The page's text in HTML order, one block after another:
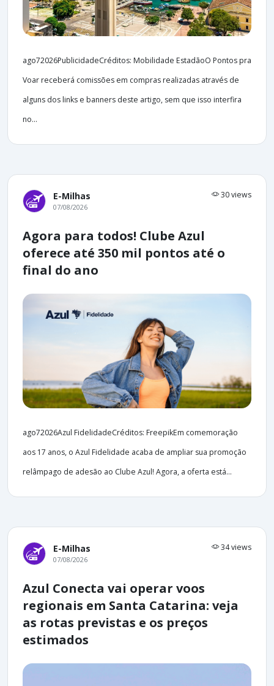
ago72026PublicidadeCréditos: Mobilidade EstadãoO Pontos pra
Voar receberá comissões em compras realizadas através de
alguns dos links e banners deste artigo, sem que isso interfira
no...
E-Milhas 30 views
07/08/2026
Agora para todos! Clube Azul
oferece até 350 mil pontos até o
final do ano
ago72026Azul FidelidadeCréditos: FreepikEm comemoração
aos 17 anos, o Azul Fidelidade acaba de ampliar sua promoção
relâmpago de adesão ao Clube Azul! Agora, a oferta está...
E-Milhas 34 views
07/08/2026
Azul Conecta vai operar voos
regionais em Santa Catarina: veja
as rotas previstas e os preços
estimados